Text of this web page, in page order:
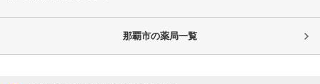
那覇市の薬局一覧